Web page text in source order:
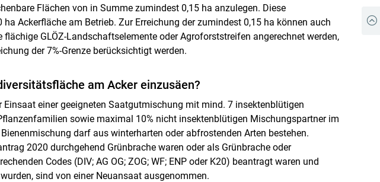
Skip to main content
Flächen von in Summe zumindest 0,15 ha anzulegen. Diese
Ackerfläche am Betrieb. Zur Erreichung der zumindest 0,15 ha können auch
flächige GLÖZ-Landschaftselemente oder Agroforststreifen angerechnet werden,
der 7%-Grenze berücksichtigt werden.
am Acker einzusäen?
Einsaat einer geeigneten Saatgutmischung mit mind. 7 insektenblütigen
sowie maximal 10% nicht insektenblütigen Mischungspartner im
darf aus winterharten oder abfrostenden Arten bestehen.
2020 durchgehend Grünbrache waren oder als Grünbrache oder
Codes (DIV; AG OG; ZOG; WF; ENP oder K20) beantragt waren und
sind von einer Neuansaat ausgenommen.